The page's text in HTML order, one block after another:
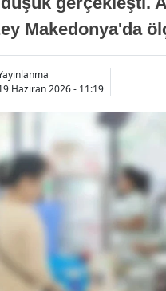
Makedonya'da
Haziran 2026 - 11:19